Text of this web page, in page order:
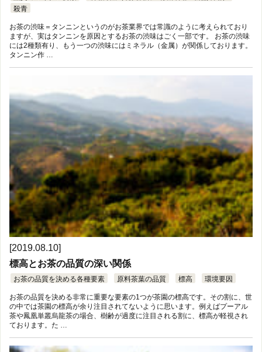
殺青
お茶の渋味＝タンニンというのがお茶業界では常識のように考えられており
ますが、実はタンニンを原因とするお茶の渋味はごく一部です。 お茶の渋味
には2種類有り、もう一つの渋味にはミネラル（金属）が関係しております。
タンニン作 …
[2019.08.10]
標高とお茶の品質の深い関係
お茶の品質を決める各種要素 原料茶葉の品質 標高 環境要因
お茶の品質を決める非常に重要な要素の1つが茶園の標高です。その割に、世
の中では茶園の標高が余り注目されてないように思います。例えばプーアル
茶や鳳凰単叢烏龍茶の場合、樹齢が過度に注目される割に、標高が軽視され
ております。た …